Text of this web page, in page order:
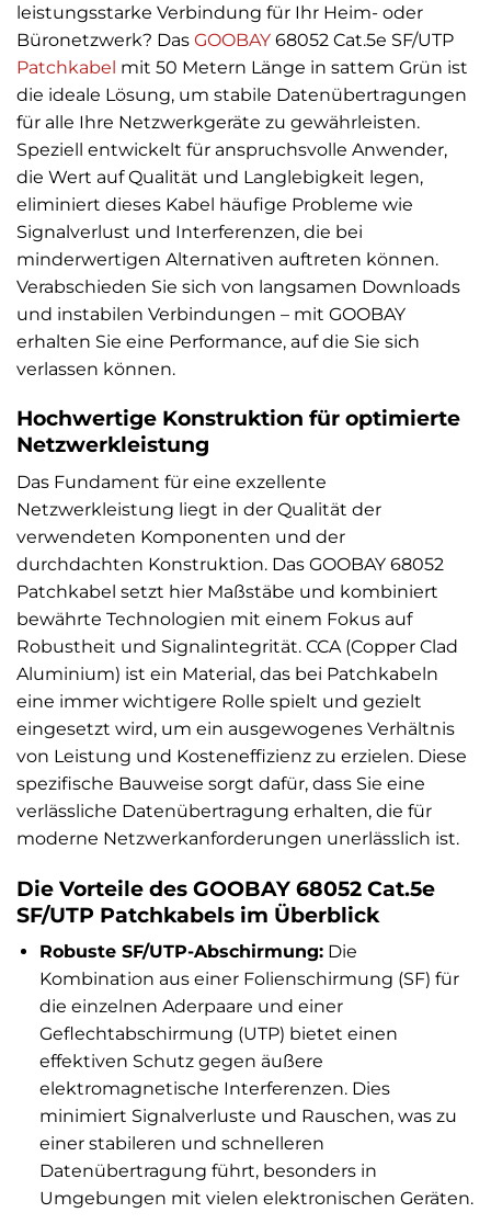
leistungsstarke Verbindung für Ihr Heim- oder
Büronetzwerk? Das GOOBAY 68052 Cat.5e SF/UTP
Patchkabel mit 50 Metern Länge in sattem Grün ist
die ideale Lösung, um stabile Datenübertragungen
für alle Ihre Netzwerkgeräte zu gewährleisten.
Speziell entwickelt für anspruchsvolle Anwender,
die Wert auf Qualität und Langlebigkeit legen,
eliminiert dieses Kabel häufige Probleme wie
Signalverlust und Interferenzen, die bei
minderwertigen Alternativen auftreten können.
Verabschieden Sie sich von langsamen Downloads
und instabilen Verbindungen – mit GOOBAY
erhalten Sie eine Performance, auf die Sie sich
verlassen können.
Hochwertige Konstruktion für optimierte
Netzwerkleistung
Das Fundament für eine exzellente
Netzwerkleistung liegt in der Qualität der
verwendeten Komponenten und der
durchdachten Konstruktion. Das GOOBAY 68052
Patchkabel setzt hier Maßstäbe und kombiniert
bewährte Technologien mit einem Fokus auf
Robustheit und Signalintegrität. CCA (Copper Clad
Aluminium) ist ein Material, das bei Patchkabeln
eine immer wichtigere Rolle spielt und gezielt
eingesetzt wird, um ein ausgewogenes Verhältnis
von Leistung und Kosteneffizienz zu erzielen. Diese
spezifische Bauweise sorgt dafür, dass Sie eine
verlässliche Datenübertragung erhalten, die für
moderne Netzwerkanforderungen unerlässlich ist.
Die Vorteile des GOOBAY 68052 Cat.5e
SF/UTP Patchkabels im Überblick
Robuste SF/UTP-Abschirmung:Die
Kombination aus einer Folienschirmung (SF) für
die einzelnen Aderpaare und einer
Geflechtabschirmung (UTP) bietet einen
effektiven Schutz gegen äußere
elektromagnetische Interferenzen. Dies
minimiert Signalverluste und Rauschen, was zu
einer stabileren und schnelleren
Datenübertragung führt, besonders in
Umgebungen mit vielen elektronischen Geräten.